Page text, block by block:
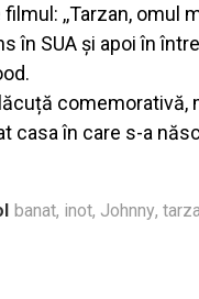
,,Tarzan, omul
în SUA și apoi în
casa în care s-a
banat, inot, Johnny,